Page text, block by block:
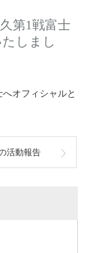
第1戦富士
しまし
オフィシャルと
活動報告